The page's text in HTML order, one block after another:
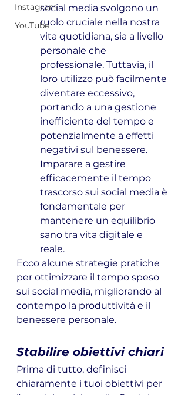
Instagram
YouTube
social media svolgono un
ruolo cruciale nella nostra
vita quotidiana, sia a livello
personale che
professionale. Tuttavia, il
loro utilizzo può facilmente
diventare eccessivo,
portando a una gestione
inefficiente del tempo e
potenzialmente a effetti
negativi sul benessere.
Imparare a gestire
efficacemente il tempo
trascorso sui social media è
fondamentale per
mantenere un equilibrio
sano tra vita digitale e
reale.
Ecco alcune strategie pratiche
per ottimizzare il tempo speso
sui social media, migliorando al
contempo la produttività e il
benessere personale.
Stabilire obiettivi chiari
Prima di tutto, definisci
chiaramente i tuoi obiettivi per